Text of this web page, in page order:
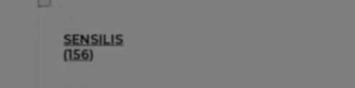
SENSILIS
(156)